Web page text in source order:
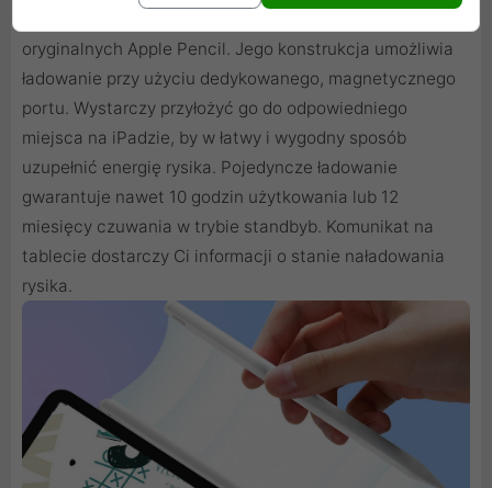
oryginalnych Apple Pencil. Jego konstrukcja umożliwia
ładowanie przy użyciu dedykowanego, magnetycznego
portu. Wystarczy przyłożyć go do odpowiedniego
miejsca na iPadzie, by w łatwy i wygodny sposób
uzupełnić energię rysika. Pojedyncze ładowanie
gwarantuje nawet 10 godzin użytkowania lub 12
miesięcy czuwania w trybie standbyb. Komunikat na
tablecie dostarczy Ci informacji o stanie naładowania
rysika.